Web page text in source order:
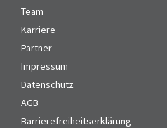
Team
Karriere
Partner
Impressum
Datenschutz
AGB
Barrierefreiheitserklärung